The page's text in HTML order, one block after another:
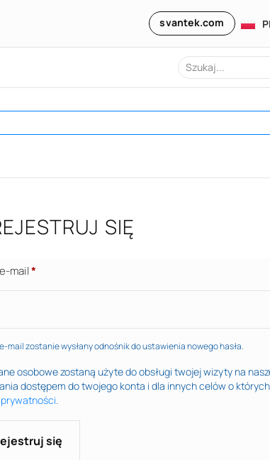
svantek.com
SIĘ
mail*
mail zostanie wysłany odnośnik do ustawienia nowego hasła.
osobowe zostaną użyte do obsługi twojej wizyty na
dostępem do twojego konta i dla innych celów o
.
się